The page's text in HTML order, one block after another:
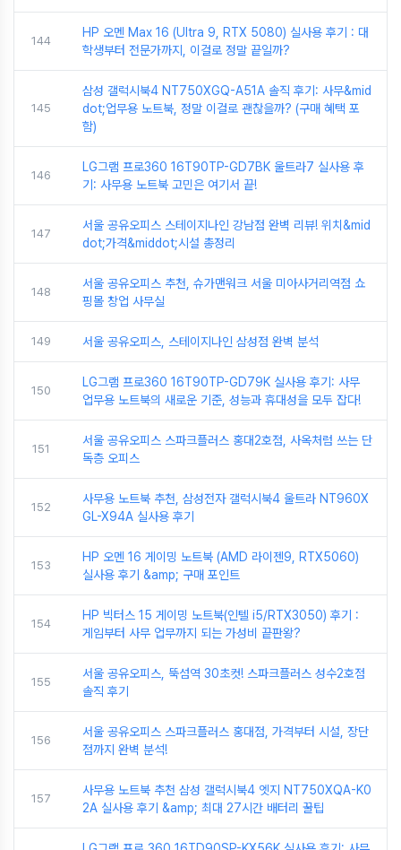
144
HP 오멘 Max 16 (Ultra 9, RTX 5080) 실사용 후기 : 대
학생부터 전문가까지, 이걸로 정말 끝일까?
145
삼성 갤럭시북4 NT750XGQ-A51A 솔직 후기: 사무&mid
dot;업무용 노트북, 정말 이걸로 괜찮을까? (구매 혜택 포
함)
146
LG그램 프로360 16T90TP-GD7BK 울트라7 실사용 후
기: 사무용 노트북 고민은 여기서 끝!
147
서울 공유오피스 스테이지나인 강남점 완벽 리뷰! 위치&mid
dot;가격&middot;시설 총정리
148
서울 공유오피스 추천, 슈가맨워크 서울 미아사거리역점 쇼
핑몰 창업 사무실
149 서울 공유오피스, 스테이지나인 삼성점 완벽 분석
150
LG그램 프로360 16T90TP-GD79K 실사용 후기: 사무
업무용 노트북의 새로운 기준, 성능과 휴대성을 모두 잡다!
151
서울 공유오피스 스파크플러스 홍대2호점, 사옥처럼 쓰는 단
독층 오피스
152
사무용 노트북 추천, 삼성전자 갤럭시북4 울트라 NT960X
GL-X94A 실사용 후기
153
HP 오멘 16 게이밍 노트북 (AMD 라이젠9, RTX5060)
실사용 후기 &amp; 구매 포인트
154
HP 빅터스 15 게이밍 노트북(인텔 i5/RTX3050) 후기 :
게임부터 사무 업무까지 되는 가성비 끝판왕?
155
서울 공유오피스, 뚝섬역 30초컷! 스파크플러스 성수2호점
솔직 후기
156
서울 공유오피스 스파크플러스 홍대점, 가격부터 시설, 장단
점까지 완벽 분석!
157
사무용 노트북 추천 삼성 갤럭시북4 엣지 NT750XQA-K0
2A 실사용 후기 &amp; 최대 27시간 배터리 꿀팁